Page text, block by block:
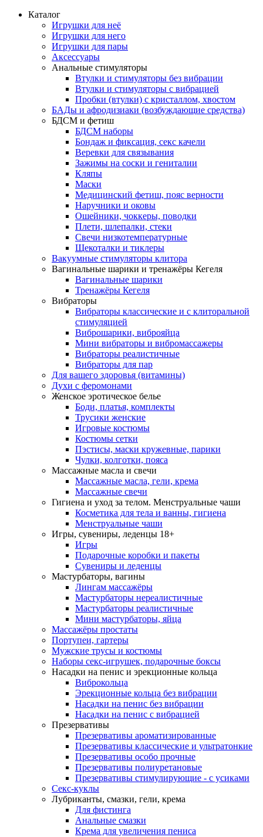
Каталог
Игрушки для неё
Игрушки для него
Игрушки для пары
Аксессуары
Анальные стимуляторы
Втулки и стимуляторы без вибрации
Втулки и стимуляторы с вибрацией
Пробки (втулки) с кристаллом, хвостом
БАДы и афродизиаки (возбуждающие средства)
БДСМ и фетиш
БДСМ наборы
Бондаж и фиксация, секс качели
Веревки для связывания
Зажимы на соски и гениталии
Кляпы
Маски
Медицинский фетиш, пояс верности
Наручники и оковы
Ошейники, чоккеры, поводки
Плети, шлепалки, стеки
Свечи низкотемпературные
Щекоталки и тиклеры
Вакуумные стимуляторы клитора
Вагинальные шарики и тренажёры Кегеля
Вагинальные шарики
Тренажёры Кегеля
Вибраторы
Вибраторы классические и с клиторальной
стимуляцией
Виброшарики, виброяйца
Мини вибраторы и вибромассажеры
Вибраторы реалистичные
Вибраторы для пар
Для вашего здоровья (витамины)
Духи с феромонами
Женское эротическое белье
Боди, платья, комплекты
Трусики женские
Игровые костюмы
Костюмы сетки
Пэстисы, маски кружевные, парики
Чулки, колготки, пояса
Массажные масла и свечи
Массажные масла, гели, крема
Массажные свечи
Гигиена и уход за телом. Менструальные чаши
Косметика для тела и ванны, гигиена
Менструальные чаши
Игры, сувениры, леденцы 18+
Игры
Подарочные коробки и пакеты
Сувениры и леденцы
Мастурбаторы, вагины
Лингам массажёры
Мастурбаторы нереалистичные
Мастурбаторы реалистичные
Мини мастурбаторы, яйца
Массажёры простаты
Портупеи, гартеры
Мужские трусы и костюмы
Наборы секс-игрушек, подарочные боксы
Насадки на пенис и эрекционные кольца
Виброкольца
Эрекционные кольца без вибрации
Насадки на пенис без вибрации
Насадки на пенис с вибрацией
Презервативы
Презервативы ароматизированные
Презервативы классические и ультратонкие
Презервативы особо прочные
Презервативы полиуретановые
Презервативы стимулирующие - с усиками
Секс-куклы
Лубриканты, смазки, гели, крема
Для фистинга
Анальные смазки
Крема для увеличения пениса